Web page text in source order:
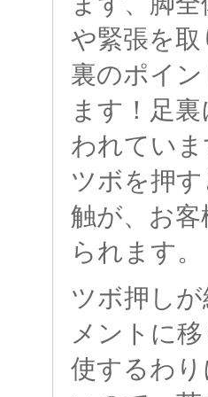
や緊張を
裏のポイ
ます！足
われてい
ツボを押
触が、お
られます。
ツボ押し
メントに
使するわ